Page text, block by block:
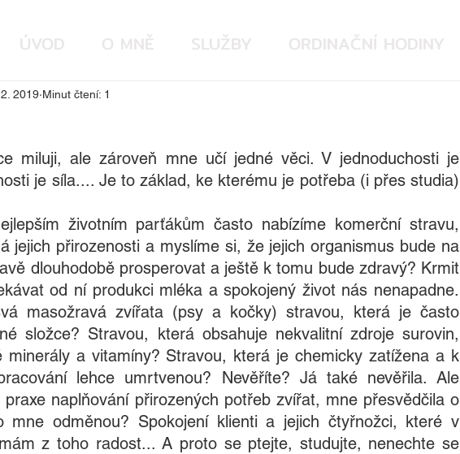
ÚVOD O MNĚ SLUŽBY ORDINAČNÍ HODINY
2019 Minut čtení: 1
miluji, ale zároveň mne učí jedné věci. V jednoduchosti je
je síla.... Je to základ, ke kterému je potřeba (i přes studia)
životním parťákům často nabízíme komerční stravu,
jejich přirozenosti a myslíme si, že jejich organismus bude na
dlouhodobě prosperovat a ještě k tomu bude zdravý? Krmit
od ní produkci mléka a spokojený život nás nenapadne.
masožravá zvířata (psy a kočky) stravou, která je často
složce? Stravou, která obsahuje nekvalitní zdroje surovin,
minerály a vitamíny? Stravou, která je chemicky zatížena a k
lehce umrtvenou? Nevěříte? Já také nevěřila. Ale
naplňování přirozených potřeb zvířat, mne přesvědčila o
odměnou? Spokojení klienti a jejich čtyřnožci, které v
z toho radost... A proto se ptejte, studujte, nenechte se